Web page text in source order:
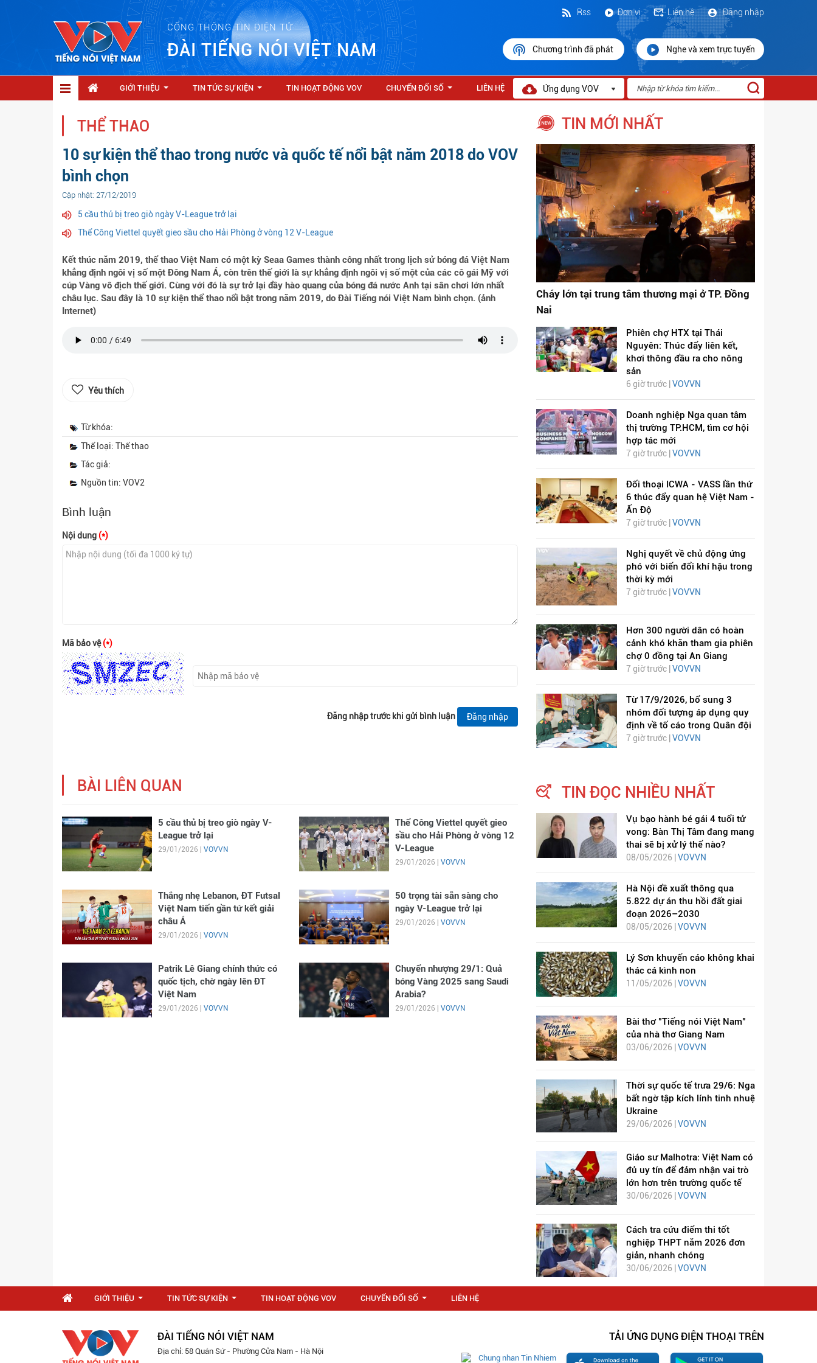
CỔNG THÔNG TIN ĐIỆN TỬ
ĐÀI TIẾNG NÓI VIỆT NAM
Đăng nhập
Liên hệ
Đơn vị
Rss
Chương trình đã phát Nghe và xem trực tuyến
GIỚI THIỆU TIN TỨC SỰ KIỆN TIN HOẠT ĐỘNG VOV CHUYỂN ĐỔI SỐ LIÊN HỆ Ứng dụng VOV
THỂ THAO
10 sự kiện thể thao trong nước và quốc tế nổi bật năm 2018 do VOV
bình chọn
Cập nhật: 27/12/2019
5 cầu thủ bị treo giò ngày V-League trở lại
Thể Công Viettel quyết gieo sầu cho Hải Phòng ở vòng 12 V-League
Kết thúc năm 2019, thể thao Việt Nam có một kỳ Seaa Games thành công nhất trong lịch sử bóng đá Việt Nam
khẳng định ngôi vị số một Đông Nam Á, còn trên thế giới là sự khẳng định ngôi vị số một của các cô gái Mỹ với
cúp Vàng vô địch thế giới. Cùng với đó là sự trở lại đầy hào quang của bóng đá nước Anh tại sân chơi lớn nhất
châu lục. Sau đây là 10 sự kiện thể thao nổi bật trong năm 2019, do Đài Tiếng nói Việt Nam bình chọn. (ảnh
Internet)
Yêu thích
Từ khóa:
Thể loại: Thể thao
Tác giả:
Nguồn tin: VOV2
Bình luận
Nội dung (*)
Mã bảo vệ(*)
Đăng nhập trước khi gửi bình luận Đăng nhập
BÀI LIÊN QUAN
5 cầu thủ bị treo giò ngày V-
League trở lại
29/01/2026 | VOVVN
Thể Công Viettel quyết gieo
sầu cho Hải Phòng ở vòng 12
V-League
29/01/2026 | VOVVN
Thắng nhẹ Lebanon, ĐT Futsal
Việt Nam tiến gần tứ kết giải
châu Á
29/01/2026 | VOVVN
50 trọng tài sẵn sàng cho
ngày V-League trở lại
29/01/2026 | VOVVN
Patrik Lê Giang chính thức có
quốc tịch, chờ ngày lên ĐT
Việt Nam
29/01/2026 | VOVVN
Chuyển nhượng 29/1: Quả
bóng Vàng 2025 sang Saudi
Arabia?
29/01/2026 | VOVVN
TIN MỚI NHẤT
Cháy lớn tại trung tâm thương mại ở TP. Đồng
Nai
Phiên chợ HTX tại Thái
Nguyên: Thúc đẩy liên kết,
khơi thông đầu ra cho nông
sản
6 giờ trước | VOVVN
Doanh nghiệp Nga quan tâm
thị trường TP.HCM, tìm cơ hội
hợp tác mới
7 giờ trước | VOVVN
Đối thoại ICWA - VASS lần thứ
6 thúc đẩy quan hệ Việt Nam -
Ấn Độ
7 giờ trước | VOVVN
Nghị quyết về chủ động ứng
phó với biến đổi khí hậu trong
thời kỳ mới
7 giờ trước | VOVVN
Hơn 300 người dân có hoàn
cảnh khó khăn tham gia phiên
chợ 0 đồng tại An Giang
7 giờ trước | VOVVN
Từ 17/9/2026, bổ sung 3
nhóm đối tượng áp dụng quy
định về tố cáo trong Quân đội
7 giờ trước | VOVVN
TIN ĐỌC NHIỀU NHẤT
Vụ bạo hành bé gái 4 tuổi tử
vong: Bàn Thị Tâm đang mang
thai sẽ bị xử lý thế nào?
08/05/2026 | VOVVN
Hà Nội đề xuất thông qua
5.822 dự án thu hồi đất giai
đoạn 2026–2030
08/05/2026 | VOVVN
Lý Sơn khuyến cáo không khai
thác cá kình non
11/05/2026 | VOVVN
Bài thơ "Tiếng nói Việt Nam"
của nhà thơ Giang Nam
03/06/2026 | VOVVN
Thời sự quốc tế trưa 29/6: Nga
bất ngờ tập kích lính tinh nhuệ
Ukraine
29/06/2026 | VOVVN
Giáo sư Malhotra: Việt Nam có
đủ uy tín để đảm nhận vai trò
lớn hơn trên trường quốc tế
30/06/2026 | VOVVN
Cách tra cứu điểm thi tốt
nghiệp THPT năm 2026 đơn
giản, nhanh chóng
30/06/2026 | VOVVN
GIỚI THIỆU TIN TỨC SỰ KIỆN TIN HOẠT ĐỘNG VOV CHUYỂN ĐỔI SỐ LIÊN HỆ
ĐÀI TIẾNG NÓI VIỆT NAM
Địa chỉ: 58 Quán Sứ - Phường Cửa Nam - Hà Nội
TẢI ỨNG DỤNG ĐIỆN THOẠI TRÊN